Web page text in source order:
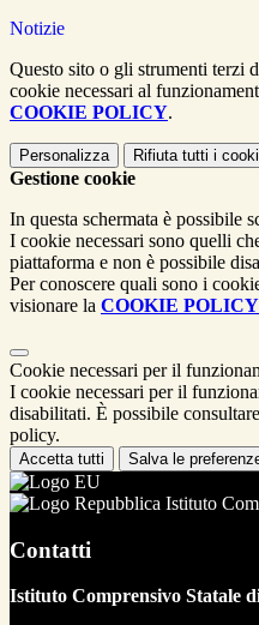
Notizie
Questo sito o gli strumenti terzi
cookie necessari al
COOKIE POLICY.
Personalizza Rifiuta tutti i
Gestione cookie
In questa schermata è possibile
I cookie necessari sono quelli
piattaforma e non è possibile
Per conoscere quali sono i
visionare la COOKIE POLICY
Cookie necessari per il
I cookie necessari per il
disabilitati. È possibile
policy.
Accetta tutti Salva le
Istituto
Contatti
Istituto Comprensivo Statale